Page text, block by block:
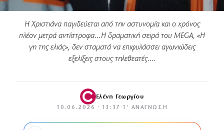
Η Χριστιάνα παγιδεύεται από την αστυνομία και ο χρόνος
πλέον μετρά αντίστροφα…Η δραματική σειρά του MEGA, «Η
γη της ελιάς», δεν σταματά να επιφυλάσσει αγωνιώδεις
εξελίξεις στους τηλεθεατές.…
Ελένη Γεωργίου
10.06.2026 · 13:37 · 1′ ΑΝΆΓΝΩΣΗ